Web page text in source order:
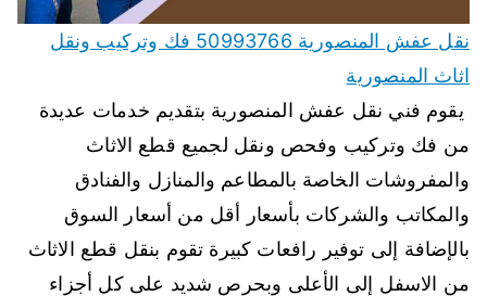
نقل عفش المنصورية 50993766 فك وتركيب ونقل
اثاث المنصورية
يقوم فني نقل عفش المنصورية بتقديم خدمات عديدة
من فك وتركيب وفحص ونقل لجميع قطع الاثاث
والمفروشات الخاصة بالمطاعم والمنازل والفنادق
والمكاتب والشركات بأسعار أقل من أسعار السوق
بالإضافة إلى توفير رافعات كبيرة تقوم بنقل قطع الاثاث
من الاسفل إلى الأعلى وبحرص شديد على كل أجزاء